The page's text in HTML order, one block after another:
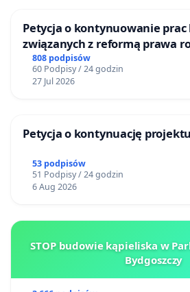
Petycja o kontynuowanie prac
związanych z reformą prawa
808 podpisów
60 Podpisy / 24 godzin
27 Jul 2026
Petycja o kontynuację
53 podpisów
51 Podpisy / 24 godzin
6 Aug 2026
STOP budowie kąpieliska w
Bydgoszczy